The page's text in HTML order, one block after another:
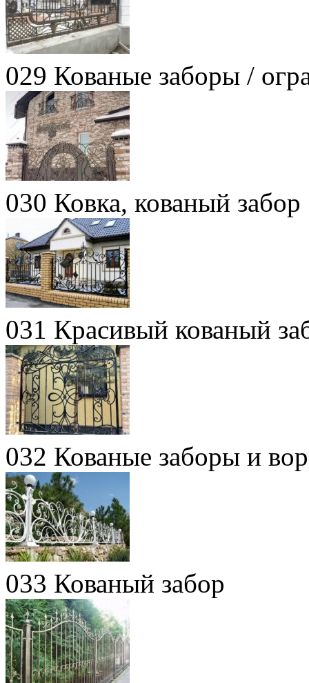
029 Кованые заборы /
030 Ковка, кованый забор
031 Красивый кованый
032 Кованые заборы и
033 Кованый забор